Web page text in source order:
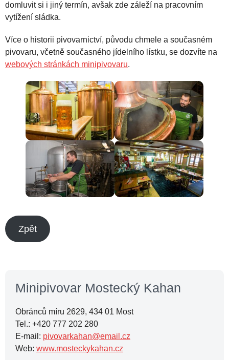
domluvit si i jiný termín, avšak zde záleží na pracovním
vytížení sládka.
Více o historii pivovarnictví, původu chmele a současném
pivovaru, včetně současného jídelního lístku, se dozvíte na
webových stránkách minipivovaru.
Zpět
Minipivovar Mostecký Kahan
Obránců míru 2629, 434 01 Most
Tel.: +420 777 202 280
E-mail: pivovarkahan@email.cz
Web: www.mosteckykahan.cz